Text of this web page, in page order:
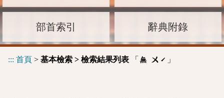
部首索引 辭典附錄
::: 首頁 > 基本檢索 > 檢索結果列表 「 無 ㄨˊ 」